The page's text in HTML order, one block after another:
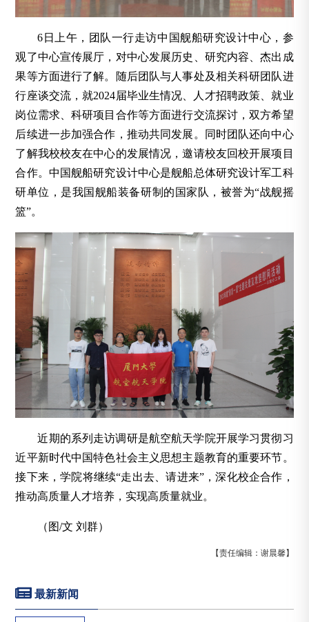
6日上午，团队一行走访中国舰船研究设计中心，参
观了中心宣传展厅，对中心发展历史、研究内容、杰出成
果等方面进行了解。随后团队与人事处及相关科研团队进
行座谈交流，就2024届毕业生情况、人才招聘政策、就业
岗位需求、科研项目合作等方面进行交流探讨，双方希望
后续进一步加强合作，推动共同发展。同时团队还向中心
了解我校校友在中心的发展情况，邀请校友回校开展项目
合作。中国舰船研究设计中心是舰船总体研究设计军工科
研单位，是我国舰船装备研制的国家队，被誉为“战舰摇
篮”。
近期的系列走访调研是航空航天学院开展学习贯彻习
近平新时代中国特色社会主义思想主题教育的重要环节。
接下来，学院将继续“走出去、请进来”，深化校企合作，
推动高质量人才培养，实现高质量就业。
（图/文 刘群）
【责任编辑：谢晨馨】
最新新闻